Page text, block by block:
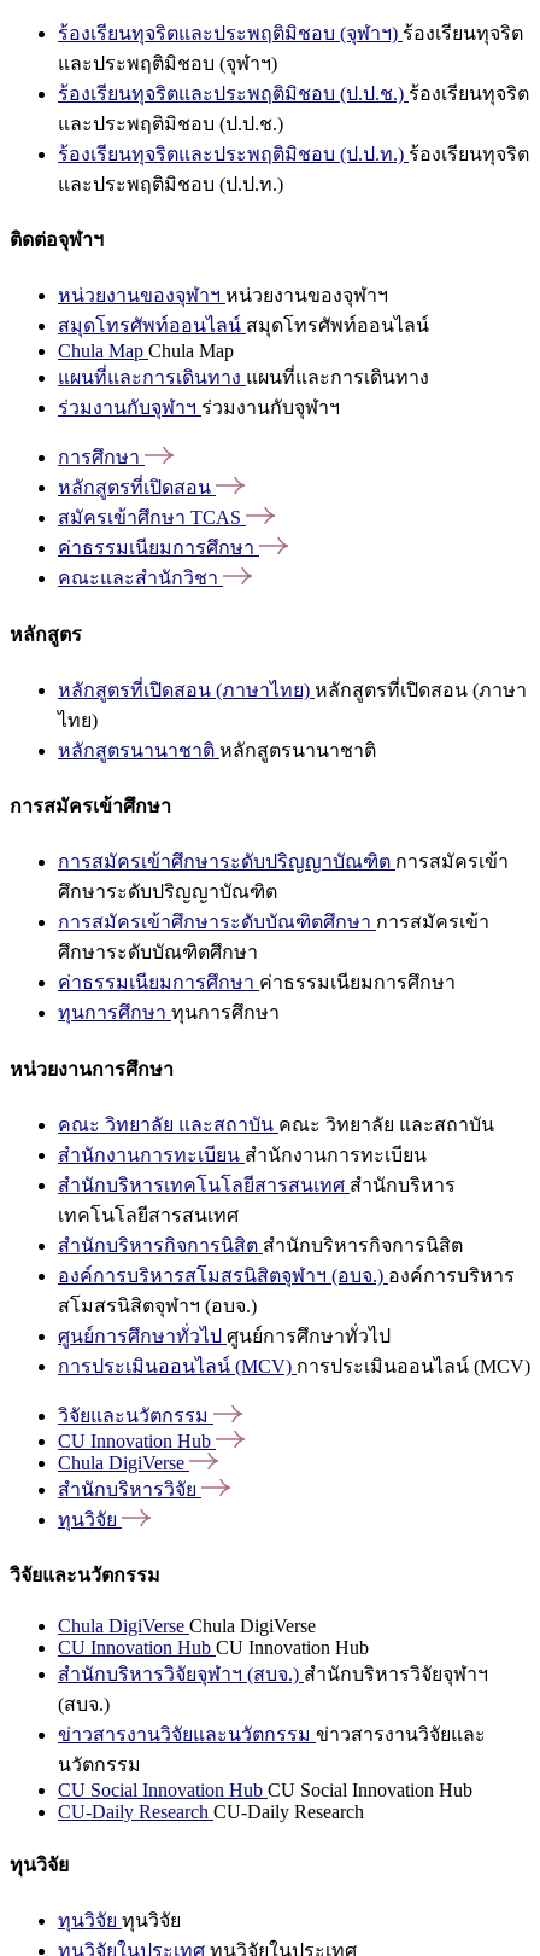
ร้องเรียนทุจริตและประพฤติมิชอบ (จุฬาฯ) ร้องเรียนทุจริต
และประพฤติมิชอบ (จุฬาฯ)
ร้องเรียนทุจริตและประพฤติมิชอบ (ป.ป.ช.) ร้องเรียนทุจริต
และประพฤติมิชอบ (ป.ป.ช.)
ร้องเรียนทุจริตและประพฤติมิชอบ (ป.ป.ท.) ร้องเรียนทุจริต
และประพฤติมิชอบ (ป.ป.ท.)
ติดต่อจุฬาฯ
หน่วยงานของจุฬาฯ หน่วยงานของจุฬาฯ
สมุดโทรศัพท์ออนไลน์ สมุดโทรศัพท์ออนไลน์
Chula Map Chula Map
แผนที่และการเดินทาง แผนที่และการเดินทาง
ร่วมงานกับจุฬาฯ ร่วมงานกับจุฬาฯ
การศึกษา
หลักสูตรที่เปิดสอน
สมัครเข้าศึกษา TCAS
ค่าธรรมเนียมการศึกษา
คณะและสำนักวิชา
หลักสูตร
หลักสูตรที่เปิดสอน (ภาษาไทย) หลักสูตรที่เปิดสอน (ภาษา
ไทย)
หลักสูตรนานาชาติ หลักสูตรนานาชาติ
การสมัครเข้าศึกษา
การสมัครเข้าศึกษาระดับปริญญาบัณฑิต การสมัครเข้า
ศึกษาระดับปริญญาบัณฑิต
การสมัครเข้าศึกษาระดับบัณฑิตศึกษา การสมัครเข้า
ศึกษาระดับบัณฑิตศึกษา
ค่าธรรมเนียมการศึกษา ค่าธรรมเนียมการศึกษา
ทุนการศึกษา ทุนการศึกษา
หน่วยงานการศึกษา
คณะ วิทยาลัย และสถาบัน คณะ วิทยาลัย และสถาบัน
สำนักงานการทะเบียน สำนักงานการทะเบียน
สำนักบริหารเทคโนโลยีสารสนเทศ สำนักบริหาร
เทคโนโลยีสารสนเทศ
สำนักบริหารกิจการนิสิต สำนักบริหารกิจการนิสิต
องค์การบริหารสโมสรนิสิตจุฬาฯ (อบจ.) องค์การบริหาร
สโมสรนิสิตจุฬาฯ (อบจ.)
ศูนย์การศึกษาทั่วไป ศูนย์การศึกษาทั่วไป
การประเมินออนไลน์ (MCV) การประเมินออนไลน์ (MCV)
วิจัยและนวัตกรรม
CU Innovation Hub
Chula DigiVerse
สำนักบริหารวิจัย
ทุนวิจัย
วิจัยและนวัตกรรม
Chula DigiVerse Chula DigiVerse
CU Innovation Hub CU Innovation Hub
สำนักบริหารวิจัยจุฬาฯ (สบจ.) สำนักบริหารวิจัยจุฬาฯ
(สบจ.)
ข่าวสารงานวิจัยและนวัตกรรม ข่าวสารงานวิจัยและ
นวัตกรรม
CU Social Innovation Hub CU Social Innovation Hub
CU-Daily Research CU-Daily Research
ทุนวิจัย
ทุนวิจัย ทุนวิจัย
ทุนวิจัยในประเทศ ทุนวิจัยในประเทศ